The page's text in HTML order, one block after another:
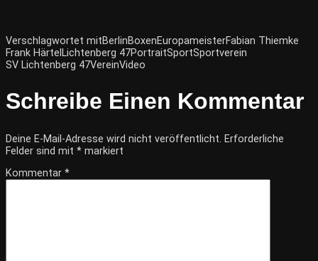
Verschlagwortet mitBerlinBoxenEuropameisterFabian Thiemke
Frank Härtel Lichtenberg 47PortraitSportSportverein
SV Lichtenberg 47VereinVideo
Schreibe Einen Kommentar
Deine E-Mail-Adresse wird nicht veröffentlicht. Erforderliche
Felder sind mit * markiert
Kommentar *